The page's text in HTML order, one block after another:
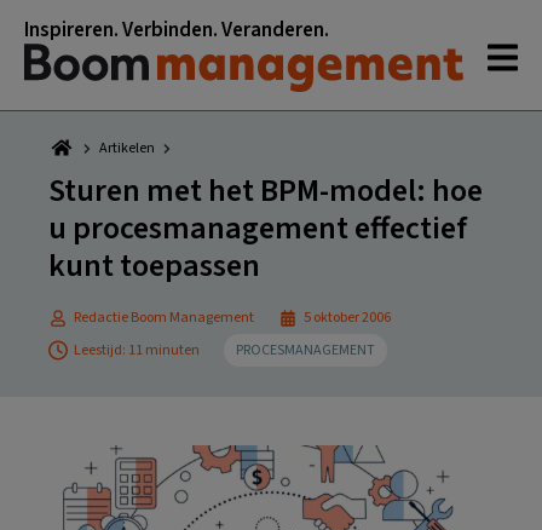
naar
hoofdnavigatie
naar
hoofd
inhoud
naar
eerste
sidebar
naar
voettekst
Inspireren. Verbinden. Veranderen.
Artikelen
Sturen met het BPM-model: hoe
u procesmanagement effectief
kunt toepassen
Redactie Boom Management
5 oktober 2006
Leestijd: 11 minuten
PROCESMANAGEMENT